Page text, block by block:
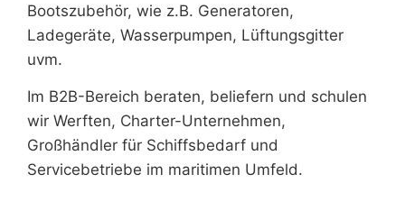
Bootszubehör, wie z.B. Generatoren,
Ladegeräte, Wasserpumpen, Lüftungsgitter
uvm.
Im B2B-Bereich beraten, beliefern und schulen
wir Werften, Charter-Unternehmen,
Großhändler für Schiffsbedarf und
Servicebetriebe im maritimen Umfeld.